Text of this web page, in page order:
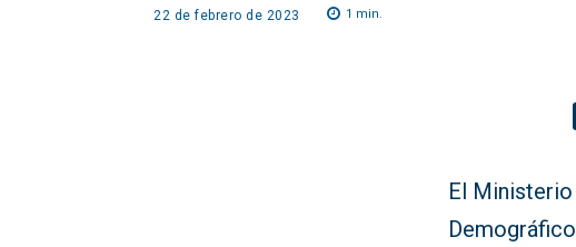
22 de febrero de 2023 1 min.
El